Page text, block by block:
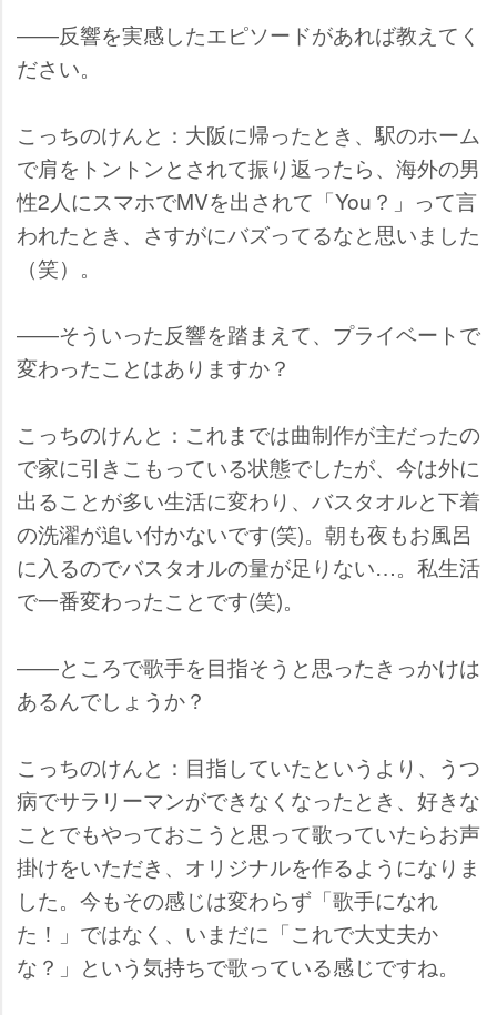
――反響を実感したエピソードがあれば教えてく
ださい。
こっちのけんと：大阪に帰ったとき、駅のホーム
で肩をトントンとされて振り返ったら、海外の男
性2人にスマホでMVを出されて「You？」って言
われたとき、さすがにバズってるなと思いました
（笑）。
――そういった反響を踏まえて、プライベートで
変わったことはありますか？
こっちのけんと：これまでは曲制作が主だったの
で家に引きこもっている状態でしたが、今は外に
出ることが多い生活に変わり、バスタオルと下着
の洗濯が追い付かないです(笑)。朝も夜もお風呂
に入るのでバスタオルの量が足りない…。私生活
で一番変わったことです(笑)。
――ところで歌手を目指そうと思ったきっかけは
あるんでしょうか？
こっちのけんと：目指していたというより、うつ
病でサラリーマンができなくなったとき、好きな
ことでもやっておこうと思って歌っていたらお声
掛けをいただき、オリジナルを作るようになりま
した。今もその感じは変わらず「歌手になれ
た！」ではなく、いまだに「これで大丈夫か
な？」という気持ちで歌っている感じですね。